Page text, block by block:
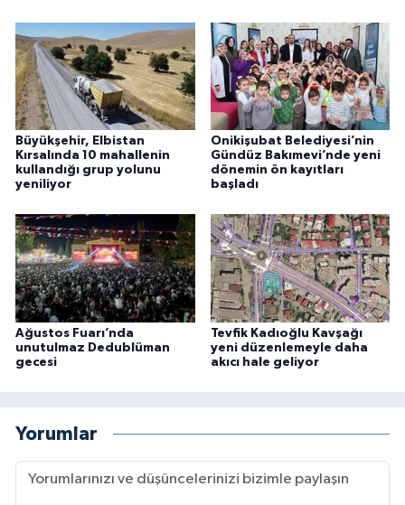
Büyükşehir, Elbistan
Kırsalında 10 mahallenin
kullandığı grup yolunu
yeniliyor
Onikişubat Belediyesi’nin
Gündüz Bakımevi’nde yeni
dönemin ön kayıtları
başladı
Ağustos Fuarı’nda
unutulmaz Dedublüman
gecesi
Tevfik Kadıoğlu Kavşağı
yeni düzenlemeyle daha
akıcı hale geliyor
Yorumlar